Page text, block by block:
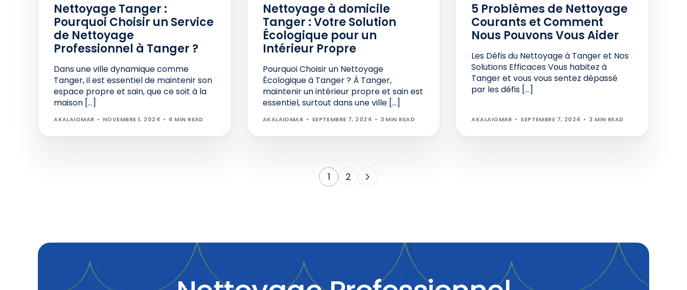
Nettoyage Tanger :
Pourquoi Choisir un Service
de Nettoyage
Professionnel à Tanger ?
Dans une ville dynamique comme
Tanger, il est essentiel de maintenir son
espace propre et sain, que ce soit à la
maison […]
AKALAIOMAR NOVEMBRE 1, 2024 4 MIN READ
Nettoyage à domicile
Tanger : Votre Solution
Écologique pour un
Intérieur Propre
Pourquoi Choisir un Nettoyage
Écologique à Tanger ? À Tanger,
maintenir un intérieur propre et sain est
essentiel, surtout dans une ville […]
AKALAIOMAR SEPTEMBRE 7, 2024 3 MIN READ
5 Problèmes de Nettoyage
Courants et Comment
Nous Pouvons Vous Aider
Les Défis du Nettoyage à Tanger et Nos
Solutions Efficaces Vous habitez à
Tanger et vous vous sentez dépassé
par les défis […]
AKALAIOMAR SEPTEMBRE 7, 2024 3 MIN READ
1 2